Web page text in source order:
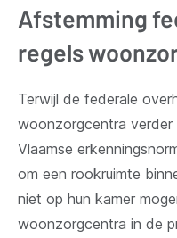
Afstemming
regels
Terwijl de federale
woonzorgcentra
Vlaamse
om een rookruimte
niet op hun kamer
woonzorgcentra in de